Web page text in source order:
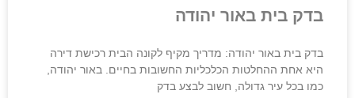
בדק בית באור יהודה
בדק בית באור יהודה: מדריך מקיף לקונה הבית רכישת דירה
היא אחת ההחלטות הכלכליות החשובות בחיים. באור יהודה,
כמו בכל עיר גדולה, חשוב לבצע בדק